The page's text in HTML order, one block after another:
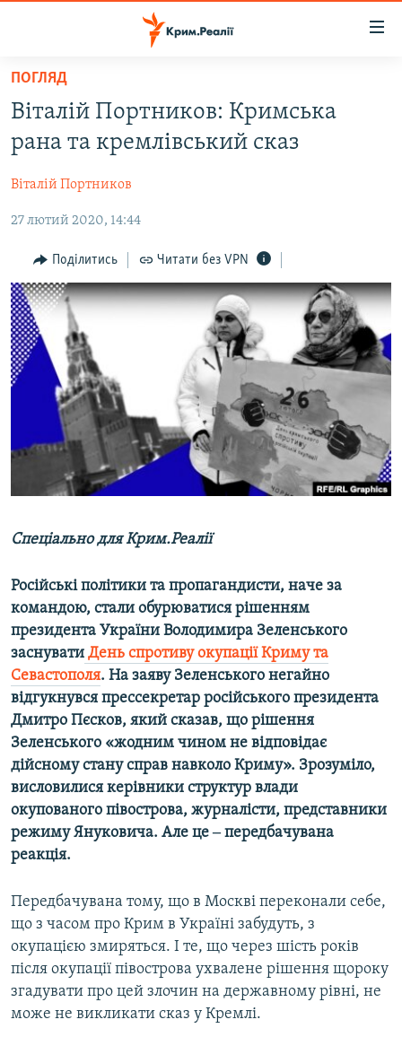
Перейти
основного
матеріалу
Перейти
до
навігації
Перейти
пошуку
ВІДЕО ТА ФОТО
ПОЛІТИКА
БЛОГИ
ПОГЛЯД
ІНТЕРВ'Ю
ВСЕ ЗА ДЕНЬ
СПЕЦПРОЕКТИ
ДЕПОРТАЦІЯ
ВІДЕОУРОКИ «ELIFBE»
СВІДЧЕННЯ ОКУПАЦІЇ
УКРАЇНСЬКА ПРОБЛЕМА КРИМУ
ЯК ОБІЙТИ БЛОКУВАННЯ
Русский
Qırımtatar
ПОГЛЯД
Віталій Портников: Кримська
рана та кремлівський сказ
Віталій Портников
27 лютий 2020, 14:44
Поділитись Читати без VPN
Спеціально для Крим.Реалії
Російські політики та пропагандисти, наче за
командою, стали обурюватися рішенням
президента України Володимира Зеленського
заснувати День спротиву окупації Криму та
Севастополя. На заяву Зеленського негайно
відгукнувся прессекретар російського президента
Дмитро Пєсков, який сказав, що рішення
Зеленського «жодним чином не відповідає
дійсному стану справ навколо Криму». Зрозуміло,
висловилися керівники структур влади
окупованого півострова, журналісти, представники
режиму Януковича. Але це ‒ передбачувана
реакція.
Передбачувана тому, що в Москві переконали себе,
що з часом про Крим в Україні забудуть, з
окупацією змиряться. І те, що через шість років
після окупації півострова ухвалене рішення щороку
згадувати про цей злочин на державному рівні, не
може не викликати сказ у Кремлі.